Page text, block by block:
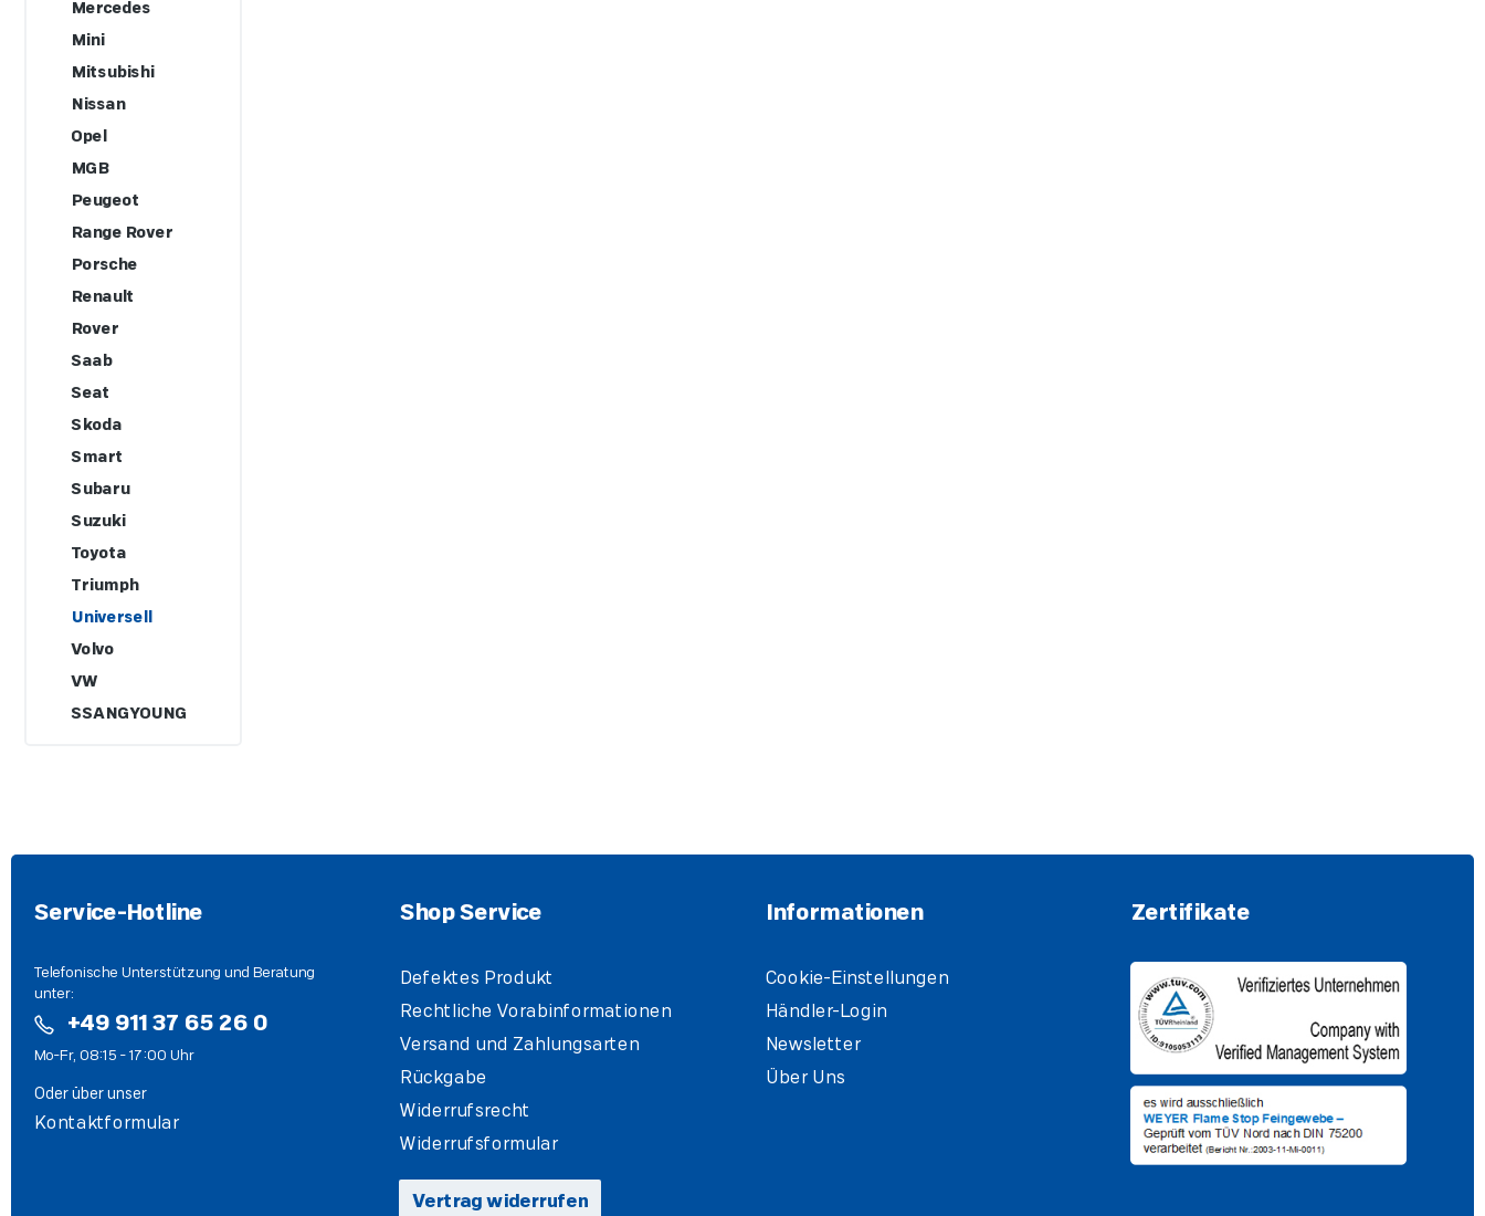
Mercedes
Mini
Mitsubishi
Nissan
Opel
MGB
Peugeot
Range Rover
Porsche
Renault
Rover
Saab
Seat
Skoda
Smart
Subaru
Suzuki
Toyota
Triumph
Universell
Volvo
VW
SSANGYOUNG
Service-Hotline
Telefonische Unterstützung und Beratung
unter:
+49 911 37 65 26 0
Mo-Fr, 08:15 - 17:00 Uhr
Oder über unser
Kontaktformular
Shop Service
Defektes Produkt
Rechtliche Vorabinformationen
Versand und Zahlungsarten
Rückgabe
Widerrufsrecht
Widerrufsformular
Vertrag widerrufen
Informationen
Cookie-Einstellungen
Händler-Login
Newsletter
Über Uns
Zertifikate